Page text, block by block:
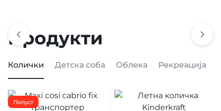
Продукти
Колички Детска соба Облека Рекреација
Попуст